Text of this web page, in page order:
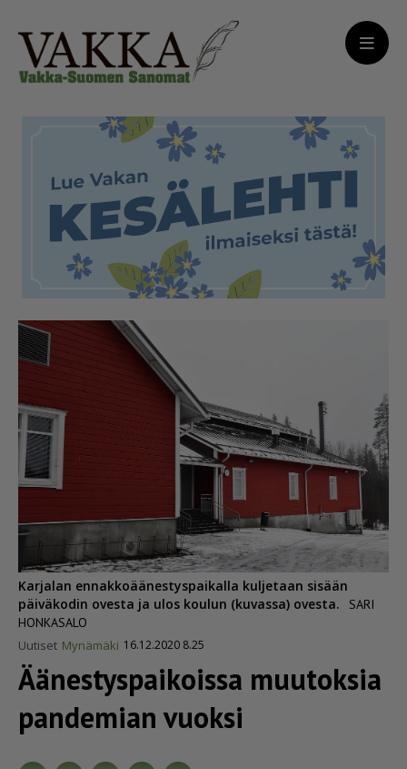
Karjalan ennakkoäänestyspaikalla kuljetaan sisään
päiväkodin ovesta ja ulos koulun (kuvassa) ovesta.
SARI
HONKASALO
Uutiset Mynämäki 16.12.2020 8.25
Äänes­tys­pai­koissa muutoksia
pandemian vuoksi